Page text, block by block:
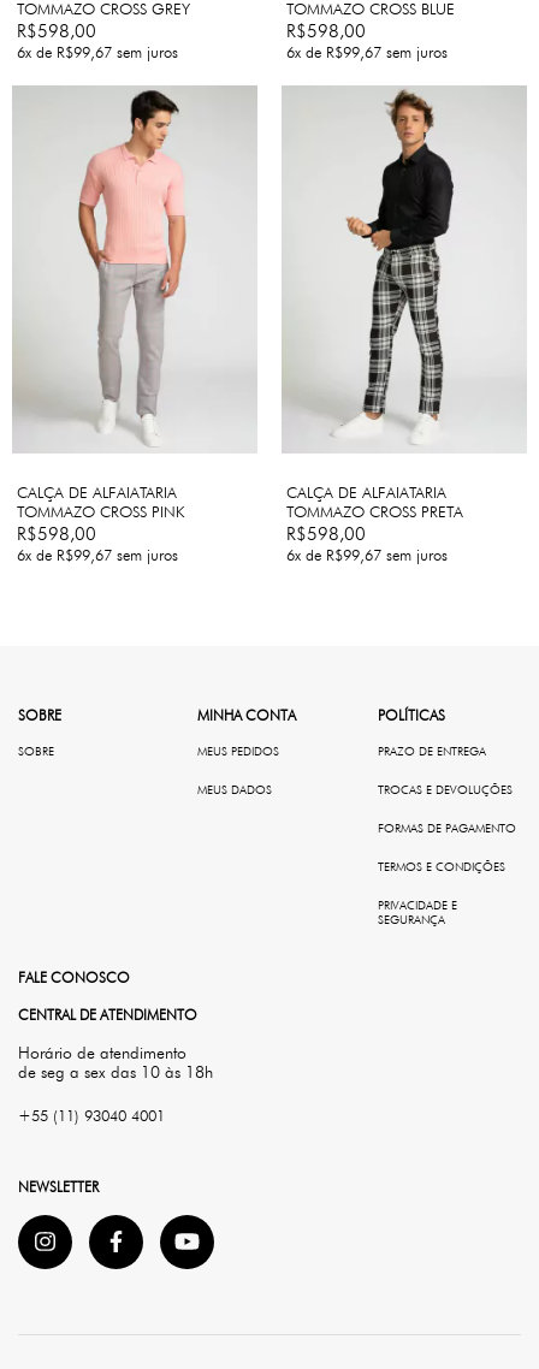
TOMMAZO CROSS GREY
R$598,00
6x de R$99,67 sem juros
TOMMAZO CROSS BLUE
R$598,00
6x de R$99,67 sem juros
CALÇA DE ALFAIATARIA
TOMMAZO CROSS PINK
R$598,00
6x de R$99,67 sem juros
CALÇA DE ALFAIATARIA
TOMMAZO CROSS PRETA
R$598,00
6x de R$99,67 sem juros
SOBRE
SOBRE
MINHA CONTA
MEUS PEDIDOS
MEUS DADOS
POLÍTICAS
PRAZO DE ENTREGA
TROCAS E DEVOLUÇÕES
FORMAS DE PAGAMENTO
TERMOS E CONDIÇÕES
PRIVACIDADE E
SEGURANÇA
FALE CONOSCO
CENTRAL DE ATENDIMENTO
Horário de atendimento
de seg a sex das 10 às 18h
+55 (11) 93040 4001
NEWSLETTER